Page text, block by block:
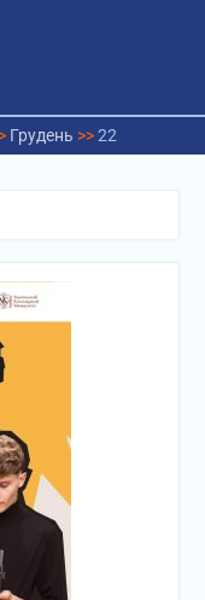
Грудень >>22